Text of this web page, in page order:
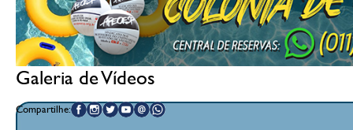
Galeria de Vídeos
Compartilhe: